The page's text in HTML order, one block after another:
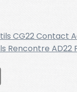
CG22Contact
Rencontre AD22